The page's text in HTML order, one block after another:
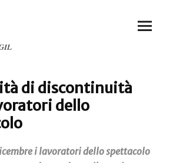
di discontinuità
dello
i lavoratori dello spettacolo